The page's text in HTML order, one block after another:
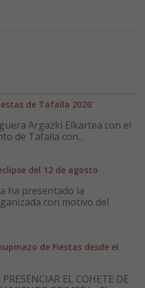
de Tafalla 2026’
Argazki Elkartea con el
de Tafalla con...
del 12 de agosto
ha presentado la
con motivo del
de Fiestas desde el
EL COHETE DE